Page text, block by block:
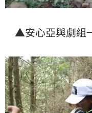
▲安心亞與劇組